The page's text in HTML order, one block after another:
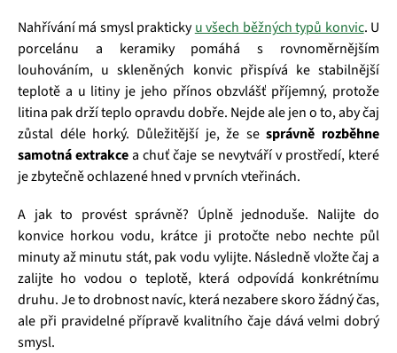
Nahřívání má smysl praktickyu všech běžných typů konvic. U
porcelánu a keramiky pomáhá s rovnoměrnějším
louhováním, u skleněných konvic přispívá ke stabilnější
teplotě a u litiny je jeho přínos obzvlášť příjemný, protože
litina pak drží teplo opravdu dobře. Nejde ale jen o to, aby čaj
zůstal déle horký. Důležitější je, že sesprávně rozběhne
samotná extrakcea chuť čaje se nevytváří v prostředí, které
je zbytečně ochlazené hned v prvních vteřinách.
A jak to provést správně? Úplně jednoduše. Nalijte do
konvice horkou vodu, krátce ji protočte nebo nechte půl
minuty až minutu stát, pak vodu vylijte. Následně vložte čaj a
zalijte ho vodou o teplotě, která odpovídá konkrétnímu
druhu. Je to drobnost navíc, která nezabere skoro žádný čas,
ale při pravidelné přípravě kvalitního čaje dává velmi dobrý
smysl.